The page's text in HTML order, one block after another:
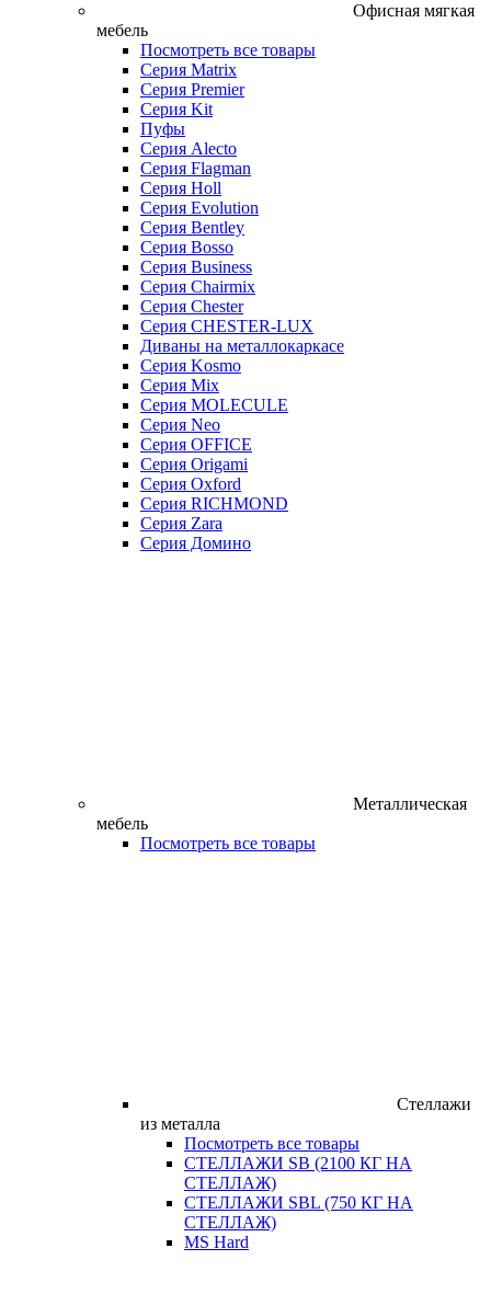
Офисная мягкая
мебель
Посмотреть все товары
Серия Matrix
Серия Premier
Серия Kit
Пуфы
Серия Alecto
Серия Flagman
Серия Holl
Серия Evolution
Серия Bentley
Серия Bosso
Серия Business
Серия Chairmix
Серия Chester
Серия CHESTER-LUX
Диваны на металлокаркасе
Серия Kosmo
Серия Mix
Серия MOLECULE
Серия Neo
Серия OFFICE
Серия Origami
Серия Oxford
Серия RICHMOND
Серия Zara
Серия Домино
Металлическая
мебель
Посмотреть все товары
Стеллажи
из металла
Посмотреть все товары
СТЕЛЛАЖИ SB (2100 КГ НА
СТЕЛЛАЖ)
СТЕЛЛАЖИ SBL (750 КГ НА
СТЕЛЛАЖ)
MS Hard